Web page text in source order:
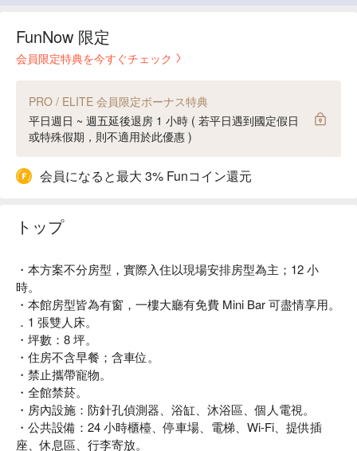
FunNow 限定
会員限定特典を今すぐチェック
PRO / ELITE 会員限定ボーナス特典
平日週日 ~ 週五延後退房 1 小時 ( 若平日遇到國定假日
或特殊假期，則不適用於此優惠 )
会員になると最大 3% Funコイン還元
トップ
・本方案不分房型，實際入住以現場安排房型為主；12 小
時。
・本館房型皆為有窗，一樓大廳有免費 Mini Bar 可盡情享用。
．1 張雙人床。
・坪數：8 坪。
・住房不含早餐；含車位。
・禁止攜帶寵物。
・全館禁菸。
・房內設施：防針孔偵測器、浴缸、沐浴區、個人電視。
・公共設備：24 小時櫃檯、停車場、電梯、Wi-Fi、提供插
座、休息區、行李寄放。